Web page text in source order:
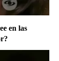
en las